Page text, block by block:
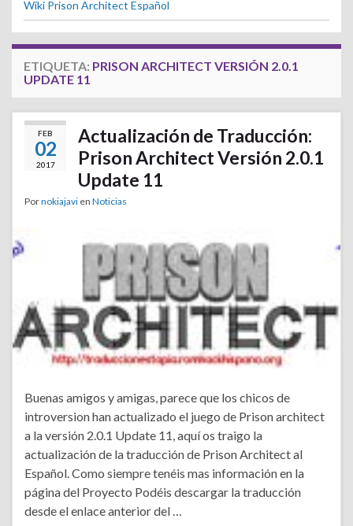
Wiki Prison Architect Español
ETIQUETA: PRISON ARCHITECT VERSIÓN 2.0.1
UPDATE 11
FEB
02
2017
Actualización de Traducción:
Prison Architect Versión 2.0.1
Update 11
Pornokiajavi en Noticias
Buenas amigos y amigas, parece que los chicos de
introversion han actualizado el juego de Prison architect
a la versión 2.0.1 Update 11, aquí os traigo la
actualización de la traducción de Prison Architect al
Español. Como siempre tenéis mas información en la
página del Proyecto Podéis descargar la traducción
desde el enlace anterior del …